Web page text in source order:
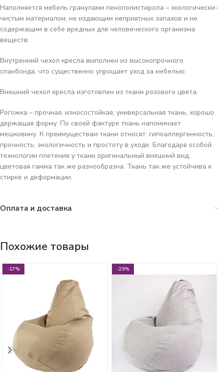
Наполняется мебель гранулами пенополистирола – экологически-
чистым материалом, не издающим неприятных запахов и не
содержащим в себе вредных для человеческого организма
веществ.
Внутренний чехол кресла выполнен из высокопрочного
спанбонда, что существенно упрощает уход за мебелью.
Внешний чехол кресла изготовлен из ткани розового цвета.
Рогожка – прочная, износостойкая, универсальная ткань, хорошо
держащая форму. По своей фактуре ткань напоминает
мешковину. К преимуществам ткани относят: гипоаллергенность,
прочность, экологичность и простоту в уходе. Благодаря особой
технологии плетения у ткани оригинальный внешний вид,
цветовая гамма так же разнообразна. Ткань так же устойчива к
стирке и деформации.
Оплата и доставка
Похожие товары
-17% -29%